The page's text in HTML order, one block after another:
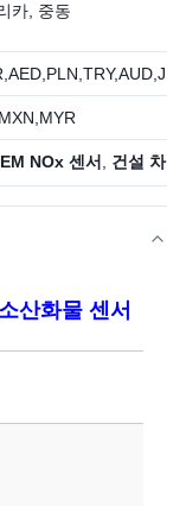
카, 중동
NOx 센서 건설 차
산화물 센서